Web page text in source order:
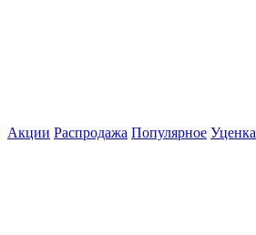
Акции Распродажа Популярное Уценка